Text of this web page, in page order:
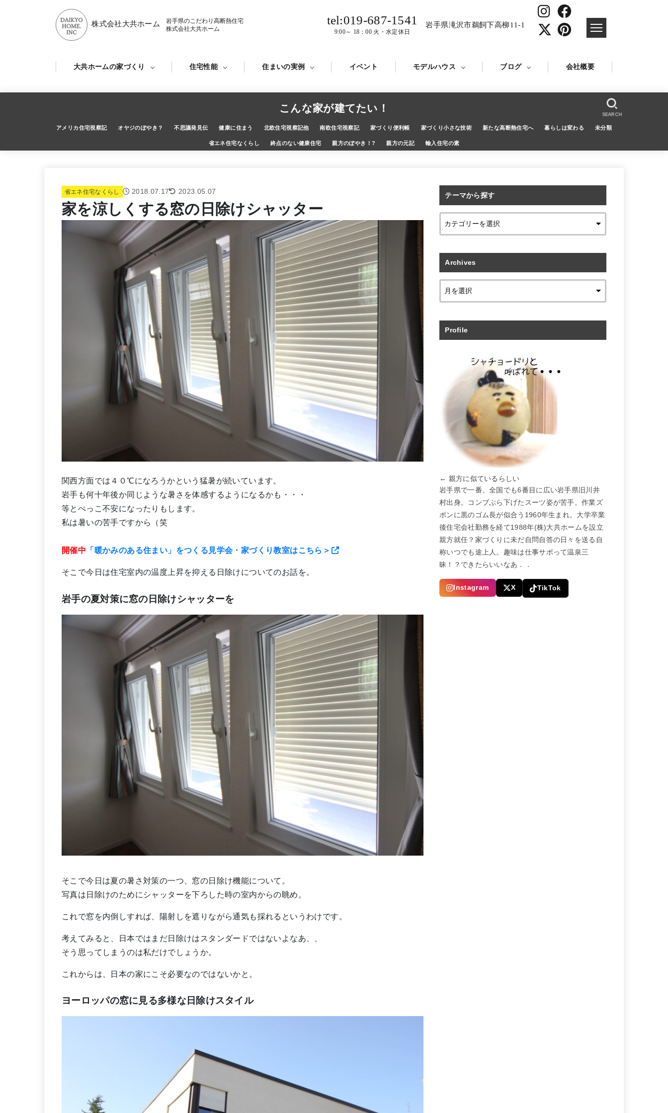
株式会社大共ホーム
岩手県のこだわり高断熱住宅
株式会社大共ホーム
tel:019-687-1541
9:00～ 18：00 火・水定休日
岩手県滝沢市鵜飼下高柳11-1
大共ホームの家づくり 住宅性能 住まいの実例 イベント モデルハウス ブログ 会社概要
こんな家が建てたい！
アメリカ住宅視察記 オヤジのぼやき？ 不思議発見伝 健康に住まう 北欧住宅視察記他 南欧住宅視察記 家づくり便利帳 家づくり小さな技術 新たな高断熱住宅へ 暮らしは変わる 未分類
省エネ住宅なくらし 終点のない健康住宅 親方のぼやき！? 親方の元記 輸入住宅の素
SEARCH
省エネ住宅なくらし 2018.07.17 2023.05.07
家を涼しくする窓の日除けシャッター
関西方面では４０℃になろうかという猛暑が続いています。
岩手も何十年後か同じような暑さを体感するようになるかも・・・
等とぺっこ不安になったりもします。
私は暑いの苦手ですから（笑
開催中 「暖かみのある住まい」をつくる見学会・家づくり教室はこちら＞
そこで今日は住宅室内の温度上昇を抑える日除けについてのお話を。
岩手の夏対策に窓の日除けシャッターを
そこで今日は夏の暑さ対策の一つ、窓の日除け機能について。
写真は日除けのためにシャッターを下ろした時の室内からの眺め。
これで窓を内倒しすれば、陽射しを遮りながら通気も採れるというわけです。
考えてみると、日本ではまだ日除けはスタンダードではないよなあ、、
そう思ってしまうのは私だけでしょうか。
これからは、日本の家にこそ必要なのではないかと。
ヨーロッパの窓に見る多様な日除けスタイル
テーマから探す
Archives
Profile
← 親方に似ているらしい
岩手県で一番、全国でも6番目に広い岩手県旧川井
村出身。コンブぶら下げたスーツ姿が苦手。作業ズ
ボンに黒のゴム長が似合う1960年生まれ。大学卒業
後住宅会社勤務を経て1988年(株)大共ホームを設立
親方就任？家づくりに未だ自問自答の日々を送る自
称いつでも途上人。趣味は仕事サボって温泉三
昧！？できたらいいなあ．．
Instagram X TikTok